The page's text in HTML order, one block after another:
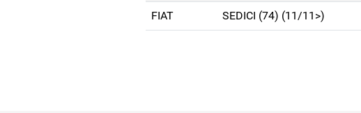
FIAT SEDICI (74) (11/11>)